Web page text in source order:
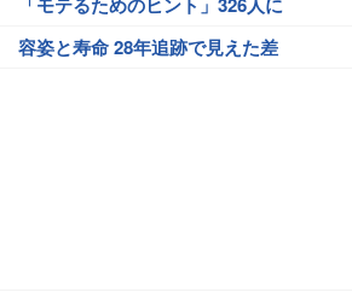
容姿と寿命 28年追跡で見えた差